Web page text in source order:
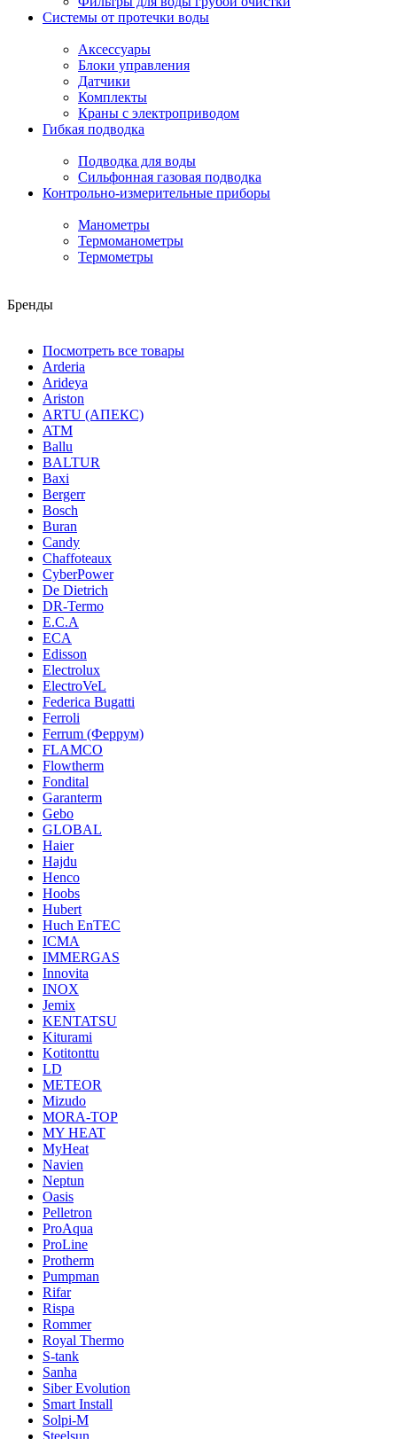
Системы от протечки воды
Аксессуары
Блоки управления
Датчики
Комплекты
Краны с электроприводом
Гибкая подводка
Подводка для воды
Сильфонная газовая подводка
Контрольно-измерительные приборы
Манометры
Термоманометры
Термометры
Бренды
Посмотреть все товары
Arderia
Arideya
Ariston
ARTU (АПЕКС)
ATM
Ballu
BALTUR
Baxi
Bergerr
Bosch
Buran
Candy
Chaffoteaux
CyberPower
De Dietrich
DR-Termo
E.C.A
ECA
Edisson
Electrolux
ElectroVeL
Federica Bugatti
Ferroli
Ferrum (Феррум)
FLAMCO
Flowtherm
Fondital
Garanterm
Gebo
GLOBAL
Haier
Hajdu
Henco
Hoobs
Hubert
Huch EnTEC
ICMA
IMMERGAS
Innovita
INOX
Jemix
KENTATSU
Kiturami
Kotitonttu
LD
METEOR
Mizudo
MORA-TOP
MY HEAT
MyHeat
Navien
Neptun
Oasis
Pelletron
ProAqua
ProLine
Protherm
Pumpman
Rifar
Rispa
Rommer
Royal Thermo
S-tank
Sanha
Siber Evolution
Smart Install
Solpi-M
Steelsun